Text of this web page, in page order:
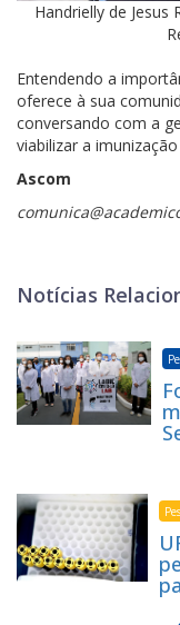
Handrielly de
Entendendo a
oferece à sua
conversando com a
viabilizar a
Ascom
Notícias